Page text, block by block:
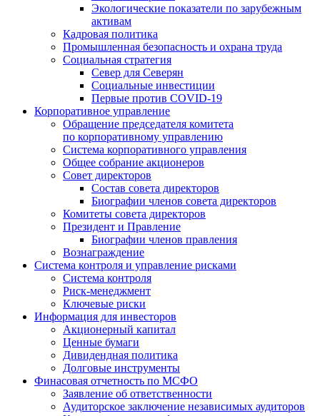
Экологические показатели по зарубежным
активам
Кадровая политика
Промышленная безопасность и охрана труда
Социальная стратегия
Север для Северян
Социальные инвестиции
Первые против COVID‑19
Корпоративное управление
Обращение председателя комитета
по корпоративному управлению
Система корпоративного управления
Общее собрание акционеров
Совет директоров
Состав совета директоров
Биографии членов совета директоров
Комитеты совета директоров
Президент и Правление
Биографии членов правления
Вознаграждение
Система контроля и управление рисками
Система контроля
Риск-менеджмент
Ключевые риски
Информация для инвесторов
Акционерный капитал
Ценные бумаги
Дивидендная политика
Долговые инструменты
Финасовая отчетность по МСФО
Заявление об ответственности
Аудиторское заключение независимых аудиторов